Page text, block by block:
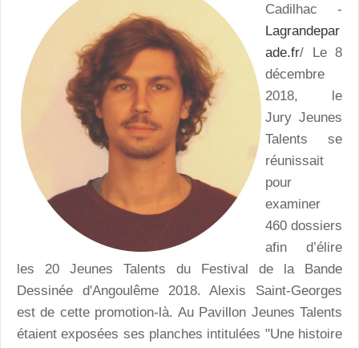
Cadilhac -
Lagrandepar
ade.fr/ Le 8
décembre
2018, le
Jury Jeunes
Talents se
réunissait
pour
examiner
460 dossiers
afin d’élire
les 20 Jeunes Talents du Festival de la Bande
Dessinée d'Angoulême 2018. Alexis Saint-Georges
est de cette promotion-là. Au Pavillon Jeunes Talents
étaient exposées ses planches intitulées "Une histoire